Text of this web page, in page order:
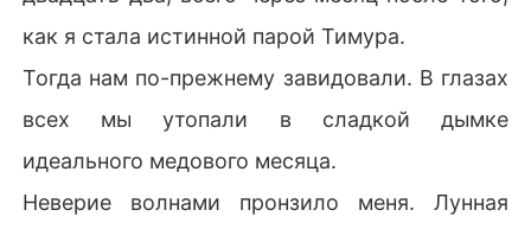
как я стала истинной парой Тимура.
Тогда нам по-прежнему завидовали. В глазах
всех мы утопали в сладкой дымке
идеального медового месяца.
Неверие волнами пронзило меня. Лунная